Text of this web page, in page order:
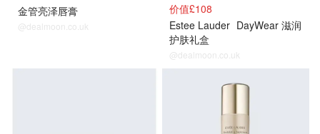
金管亮泽唇膏
@dealmoon.co.uk
价值£108
Estee Lauder DayWear 滋润
护肤礼盒
@dealmoon.co.uk